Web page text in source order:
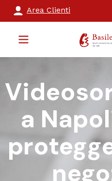
Area Clienti
a